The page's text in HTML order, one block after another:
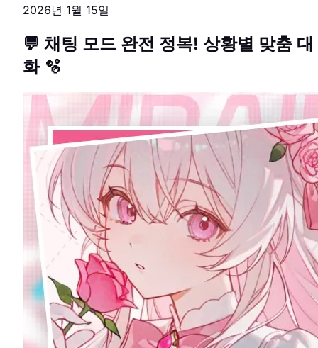
GUIDE
2026년 1월 15일
💬 채팅 모드 완전 정복! 상황별 맞춤 대
화 🫧